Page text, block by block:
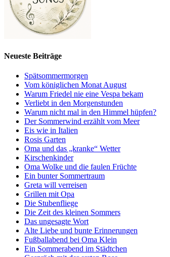
Neueste Beiträge
Spätsommermorgen
Vom königlichen Monat August
Warum Friedel nie eine Vespa bekam
Verliebt in den Morgenstunden
Warum nicht mal in den Himmel hüpfen?
Der Sommerwind erzählt vom Meer
Eis wie in Italien
Rosis Garten
Oma und das „kranke“ Wetter
Kirschenkinder
Oma Wolke und die faulen Früchte
Ein bunter Sommertraum
Greta will verreisen
Grillen mit Opa
Die Stubenfliege
Die Zeit des kleinen Sommers
Das ungesagte Wort
Alte Liebe und bunte Erinnerungen
Fußballabend bei Oma Klein
Ein Sommerabend im Städtchen